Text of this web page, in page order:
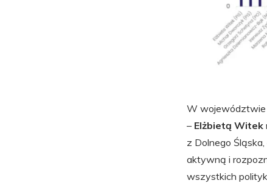
W województwie
– Elżbietą Witek
z Dolnego
aktywną i
wszystkich